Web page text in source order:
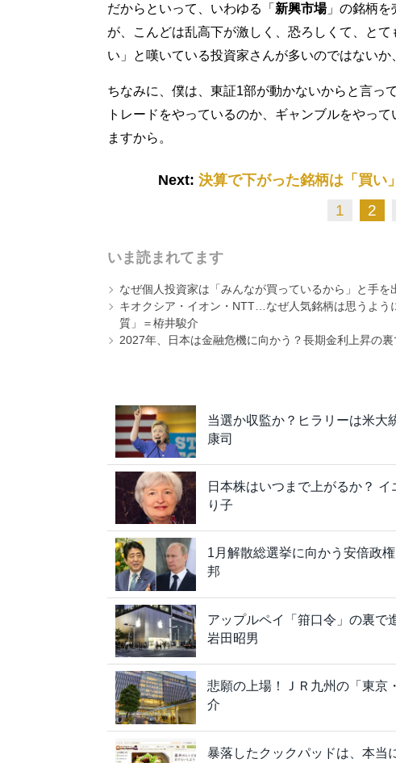
だからといって、いわゆる「 新興市場」の銘柄を
が、こんどは乱高下が激しく、恐ろしくて、と
い」と嘆いている投資家さんが多いのではないか
ちなみに、僕は、東証1部が動かないからと言って
トレードをやっているのか、ギャンブルをやっ
ますから。
Next: 決算で下がった銘柄は「買い
1 2
いま読まれてます
なぜ個人投資家は「みんなが買っているから」と手を
キオクシア・イオン・NTT…なぜ人気銘柄は思うよう
質」＝栫井駿介
2027年、日本は金融危機に向かう？長期金利上昇の
当選か収監か？ヒラリーは米大
康司
日本株はいつまで上がるか？
り子
1月解散総選挙に向かう安倍政
邦
アップルペイ「箝口令」の裏で
岩田昭男
悲願の上場！ＪＲ九州の「東京
介
暴落したクックパッドは、本当